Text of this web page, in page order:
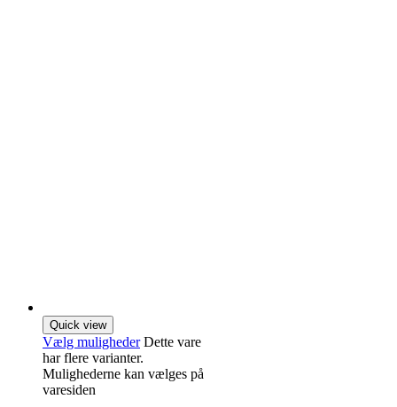
Quick view
Vælg muligheder Dette vare
har flere varianter.
Mulighederne kan vælges på
varesiden